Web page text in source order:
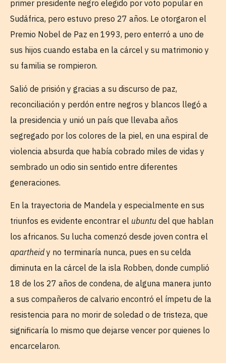
primer presidente negro elegido por voto popular en
Sudáfrica, pero estuvo preso 27 años. Le otorgaron el
Premio Nobel de Paz en 1993, pero enterró a uno de
sus hijos cuando estaba en la cárcel y su matrimonio y
su familia se rompieron.
Salió de prisión y gracias a su discurso de paz,
reconciliación y perdón entre negros y blancos llegó a
la presidencia y unió un país que llevaba años
segregado por los colores de la piel, en una espiral de
violencia absurda que había cobrado miles de vidas y
sembrado un odio sin sentido entre diferentes
generaciones.
En la trayectoria de Mandela y especialmente en sus
triunfos es evidente encontrar el ubuntu del que hablan
los africanos. Su lucha comenzó desde joven contra el
apartheidy no terminaría nunca, pues en su celda
diminuta en la cárcel de la isla Robben, donde cumplió
18 de los 27 años de condena, de alguna manera junto
a sus compañeros de calvario encontró el ímpetu de la
resistencia para no morir de soledad o de tristeza, que
significaría lo mismo que dejarse vencer por quienes lo
encarcelaron.